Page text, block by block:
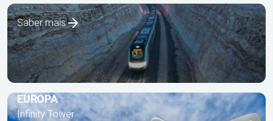
Saber mais
EUROPA
Infinity Tower